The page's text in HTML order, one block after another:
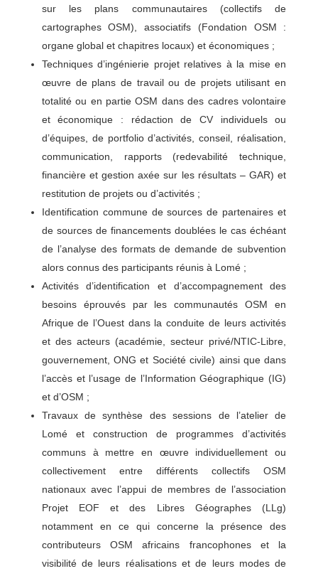
sur les plans communautaires (collectifs de
cartographes OSM), associatifs (Fondation OSM :
organe global et chapitres locaux) et économiques ;
Techniques d’ingénierie projet relatives à la mise en
œuvre de plans de travail ou de projets utilisant en
totalité ou en partie OSM dans des cadres volontaire
et économique : rédaction de CV individuels ou
d’équipes, de portfolio d’activités, conseil, réalisation,
communication, rapports (redevabilité technique,
financière et gestion axée sur les résultats – GAR) et
restitution de projets ou d’activités ;
Identification commune de sources de partenaires et
de sources de financements doublées le cas échéant
de l’analyse des formats de demande de subvention
alors connus des participants réunis à Lomé ;
Activités d’identification et d’accompagnement des
besoins éprouvés par les communautés OSM en
Afrique de l’Ouest dans la conduite de leurs activités
et des acteurs (académie, secteur privé/NTIC-Libre,
gouvernement, ONG et Société civile) ainsi que dans
l’accès et l’usage de l’Information Géographique (IG)
et d’OSM ;
Travaux de synthèse des sessions de l’atelier de
Lomé et construction de programmes d’activités
communs à mettre en œuvre individuellement ou
collectivement entre différents collectifs OSM
nationaux avec l’appui de membres de l’association
Projet EOF et des Libres Géographes (LLg)
notamment en ce qui concerne la présence des
contributeurs OSM africains francophones et la
visibilité de leurs réalisations et de leurs modes de